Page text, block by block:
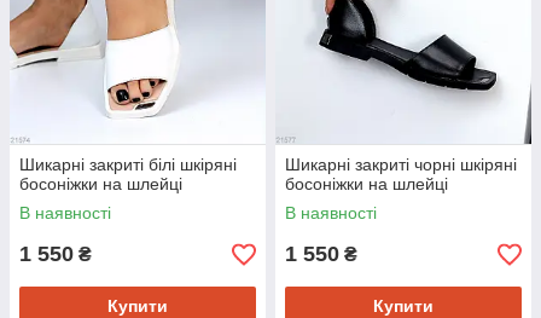
Шикарні закриті білі шкіряні
босоніжки на шлейці
В наявності
1 550 ₴
Купити
Шикарні закриті чорні шкіряні
босоніжки на шлейці
В наявності
1 550 ₴
Купити